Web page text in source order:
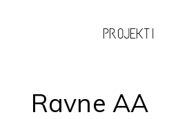
PROJEKTI
Ravne AA